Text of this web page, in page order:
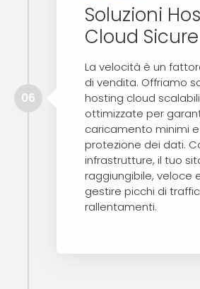
Soluzioni
Cloud
La velocità è un
di vendita. Offriamo
hosting cloud
ottimizzate per
caricamento minimi
protezione dei dati.
infrastrutture, il tuo
raggiungibile, veloce
gestire picchi di
rallentamenti.
06